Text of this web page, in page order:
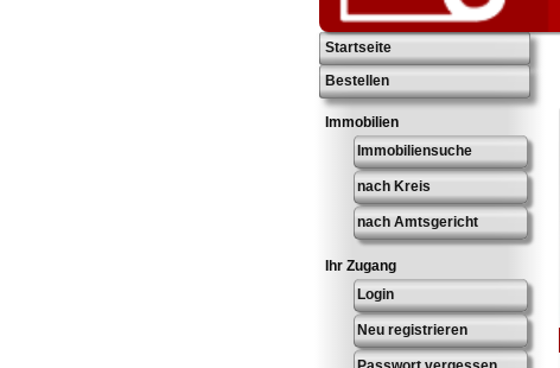
Startseite
Bestellen
Immobilien
Immobiliensuche
nach Kreis
nach Amtsgericht
Ihr Zugang
Login
Neu registrieren